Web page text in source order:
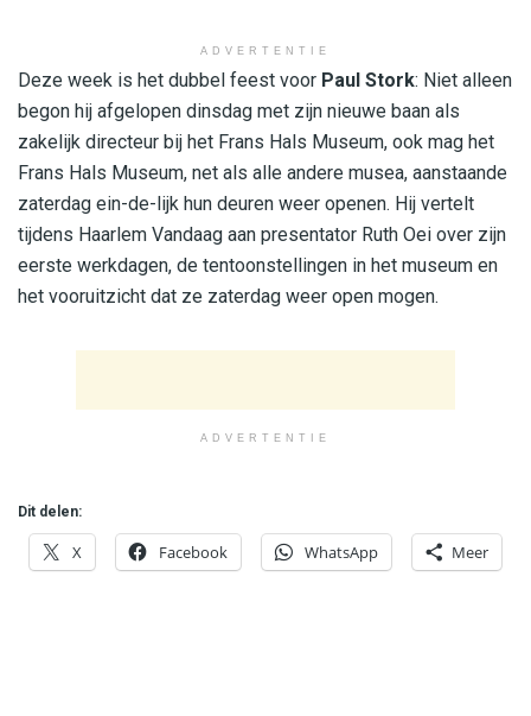
ADVERTENTIE
Deze week is het dubbel feest voor Paul Stork: Niet alleen
begon hij afgelopen dinsdag met zijn nieuwe baan als
zakelijk directeur bij het Frans Hals Museum, ook mag het
Frans Hals Museum, net als alle andere musea, aanstaande
zaterdag ein-de-lijk hun deuren weer openen. Hij vertelt
tijdens Haarlem Vandaag aan presentator Ruth Oei over zijn
eerste werkdagen, de tentoonstellingen in het museum en
het vooruitzicht dat ze zaterdag weer open mogen.
ADVERTENTIE
Dit delen:
X Facebook WhatsApp Meer